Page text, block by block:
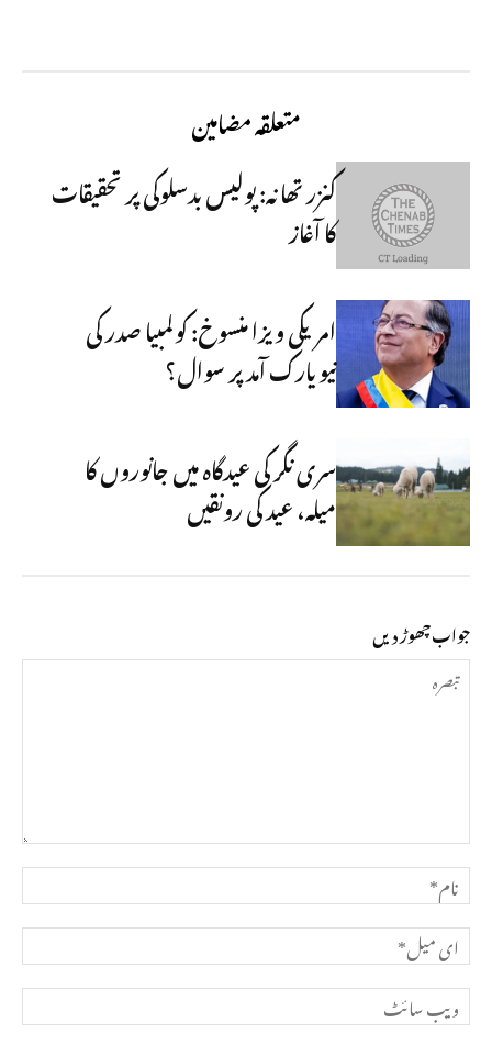
متعلقہ مضامین
کنزر تھانہ: پولیس بدسلوکی پر تحقیقات
کا آغاز
امریکی ویزا منسوخ: کولمبیا صدر کی
نیویارک آمد پر سوال؟
سری نگر کی عیدگاہ میں جانوروں کا
میلہ، عید کی رونقیں
جواب چھوڑ دیں
تبصرہ
نام*
ای
میل*
ویب
سائٹ